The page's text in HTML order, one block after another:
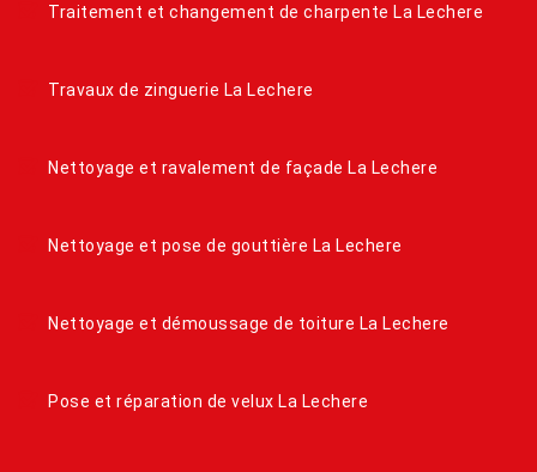
Traitement et changement de charpente La Lechere
Travaux de zinguerie La Lechere
Nettoyage et ravalement de façade La Lechere
Nettoyage et pose de gouttière La Lechere
Nettoyage et démoussage de toiture La Lechere
Pose et réparation de velux La Lechere